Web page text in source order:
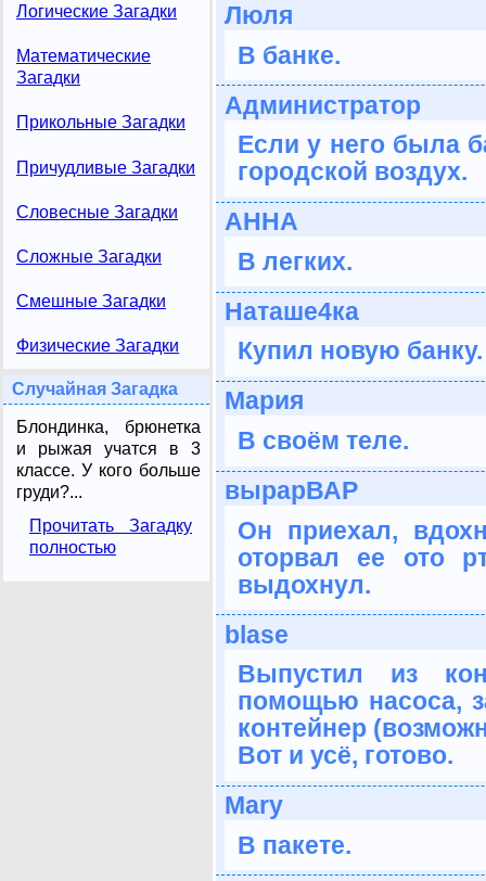
Логические Загадки
Математические
Загадки
Прикольные Загадки
Причудливые Загадки
Словесные Загадки
Сложные Загадки
Смешные Загадки
Физические Загадки
Случайная Загадка
Блондинка, брюнетка
и рыжая учатся в 3
классе. У кого больше
груди?...
Прочитать Загадку
полностью
Люля
В банке.
Администратор
Если у него была
городской воздух.
АННА
В легких.
Наташе4ка
Купил новую банку.
Мария
В своём теле.
вырарВАР
Он приехал,
оторвал ее ото
выдохнул.
blase
Выпустил из
помощью насоса,
контейнер
Вот и усё, готово.
Mary
В пакете.